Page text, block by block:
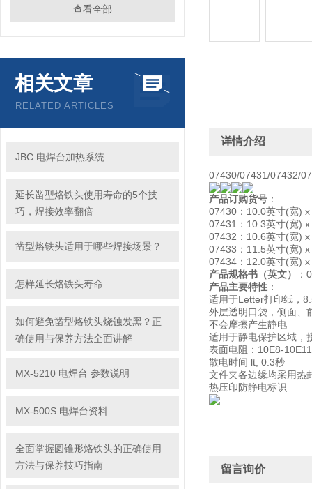
查看全部
相关文章
RELATED ARTICLES
JBC 电焊台加热系统
延长凿型烙铁头使用寿命的5个技
巧，焊接效率翻倍
凿型烙铁头适用于哪些焊接场景？
怎样延长烙铁头寿命
如何避免凿型烙铁头烧蚀发黑？正
确使用与保养方法全面讲解
MX-5210 电焊台 参数说明
MX-500S 电焊台资料
全面掌握圆锥形烙铁头的正确使用
方法与保养技巧指南
详情介绍
07430/07431/07432/
产品订购货号 ：
07430：10.0英寸(宽)
07431：10.3英寸(宽)
07432：10.6英寸(宽)
07433：11.5英寸(宽)
07434：12.0英寸(宽)
产品规格书（英文）
产品主要特性 ：
适用于Letter打印纸，
外层透明口袋，侧面、
不会摩擦产生静电
适用于静电保护区域，
表面电阻：10E8-
散电时间 lt; 0.3秒
文件夹各边缘均采用热
热压印防静电标识
留言询价